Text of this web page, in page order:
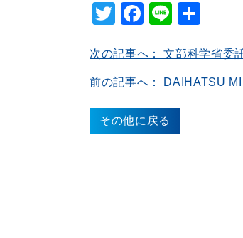
Twitter
Facebook
Line
次の記事へ： 文部科学省委
前の記事へ： DAIHATSU
その他に戻る